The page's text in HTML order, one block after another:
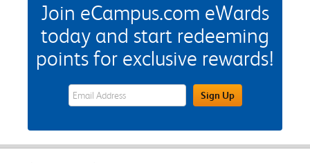
Join eCampus.com eWards
today and start redeeming
points for exclusive rewards!
eWards Sign Up Email Address FieldSign Up